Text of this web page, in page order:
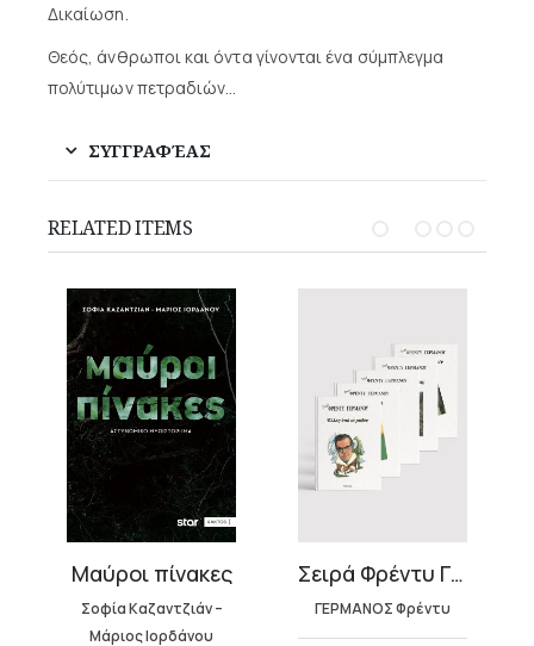
Δικαίωση.
Θεός, άνθρωποι και όντα γίνονται ένα σύμπλεγμα
πολύτιμων πετραδιών…
ΣΥΓΓΡΑΦΈΑΣ
RELATED ITEMS
Σειρά Φρέντυ Γερμανός (4 βιβλία)
ΓΕΡΜΑΝΟΣ Φρέντυ
Κρατς
ΕΛΕΥΘΕΡΙΑΔΟΥ
Λασκαρίνα